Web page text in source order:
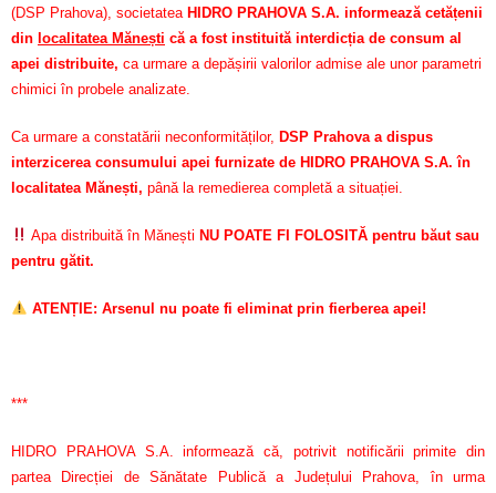
(DSP Prahova), societatea HIDRO PRAHOVA S.A. informează cetățenii
din localitatea Mănești că a fost instituită interdicția de consum al
apei distribuite, ca urmare a depășirii valorilor admise ale unor parametri
chimici în probele analizate.
Ca urmare a constatării neconformităților, DSP Prahova a dispus
interzicerea consumului apei furnizate de HIDRO PRAHOVA S.A. în
localitatea Mănești, până la remedierea completă a situației.
Apa distribuită în Mănești NU POATE FI FOLOSITĂ pentru băut sau
pentru gătit.
ATENȚIE: Arsenul nu poate fi eliminat prin fierberea apei!
***
HIDRO PRAHOVA S.A. informează că, potrivit notificării primite din
partea Direcției de Sănătate Publică a Județului Prahova, în urma